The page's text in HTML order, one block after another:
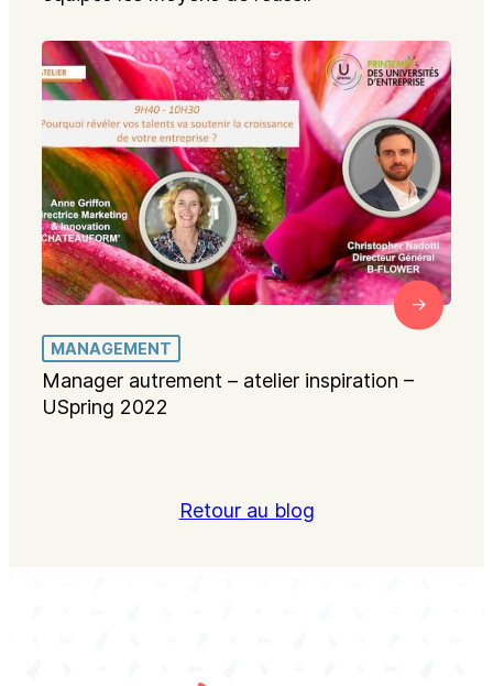
MANAGEMENT
Manager autrement – atelier inspiration –
USpring 2022
Retour au blog